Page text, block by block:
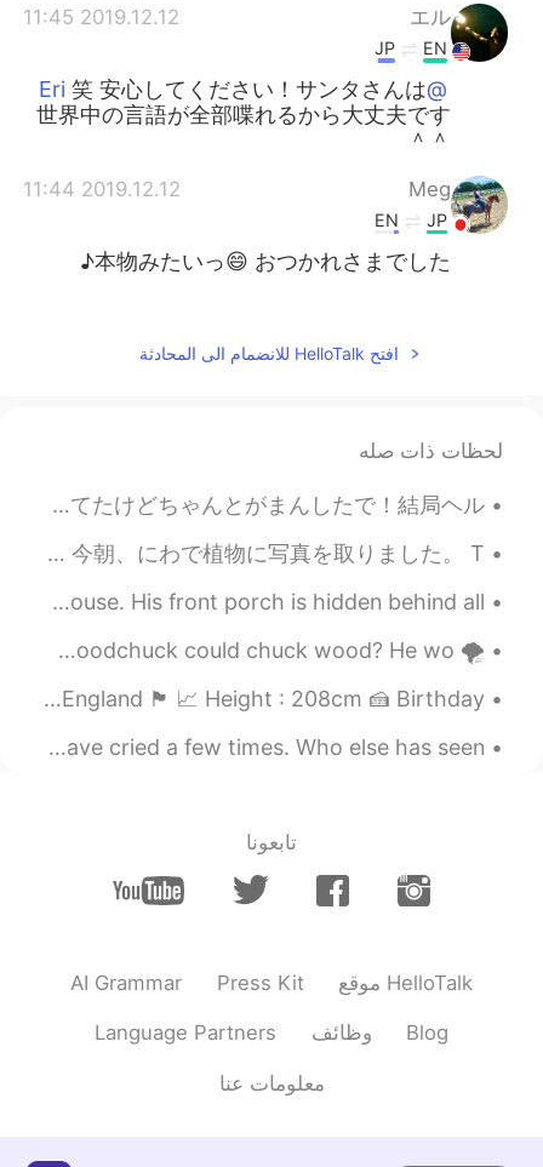
エル
2019.12.12 11:45
EN
JP
@Eri
笑 安心してください！サンタさんは
世界中の言語が全部喋れるから大丈夫です
＾＾
Meg
2019.12.12 11:44
JP
EN
本物みたいっ😄 おつかれさまでした♪
EN
JP
@michiko
Ho ho ho 笑
mikiko
2019.12.12 11:39
お疲れさまでした！園児たちも嬉しかった
でしょうね😊
Eri
2019.12.12 11:38
の？？😭 と心配してたよ😆
Miho
2019.12.12 11:38
JP
立派な髭ですね！🎅
افتح HelloTalk للانضمام الى المحادثة
لحظات ذات صله
朝8時にケローナにある有名なFarmer's Market行ってきた。今週の週末三連休だから早めにいった、めっちゃ混んでるとこ嫌い笑 美味しいのいっぱい売ってたけどちゃんとがまんしたで！結局ヘル...
みなさん、おはよう！✨😊💞 Good morning everyone! 今日は何しますか？ What are you doing today?🤔✨ 今朝、にわで植物に写真を取りました。 T...
Today I also admired all the flowers at my brother's house. His front porch is hidden behind all...
🌪 Tongue Twister 🌪 How much wood would a woodchuck chuck if a woodchuck could chuck wood? He wo...
About me 📜 Name : Yasper 🌎 Where are you from? : England 🏴󠁧󠁢󠁥󠁮󠁧󠁿 📈 Height : 208cm 🍰 Birthday :...
I watched the movie “A Silent Voice” last night. I may have cried a few times. Who else has seen...
تابعونا
AI Grammar Press Kit موقع HelloTalk
Language Partners وظائف Blog
معلومات عنا